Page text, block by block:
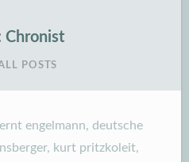
Chronist
POSTS
engelmann, deutsche
, kurt pritzkoleit,